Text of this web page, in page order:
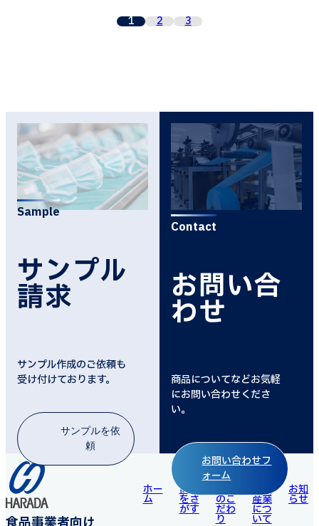
1 2 3
Sample
サンプル
請求
サンプル作成のご依頼も
受け付けております。
サンプルを依
頼
Contact
お問い合
わせ
商品についてなどお気軽
にお問い合わせくださ
い。
お問い合わせフ
ォーム
Page Top
ホー
ム
商品
をさ
がす
のこ
だわ
り
原田
産業
につ
いて
お知
らせ